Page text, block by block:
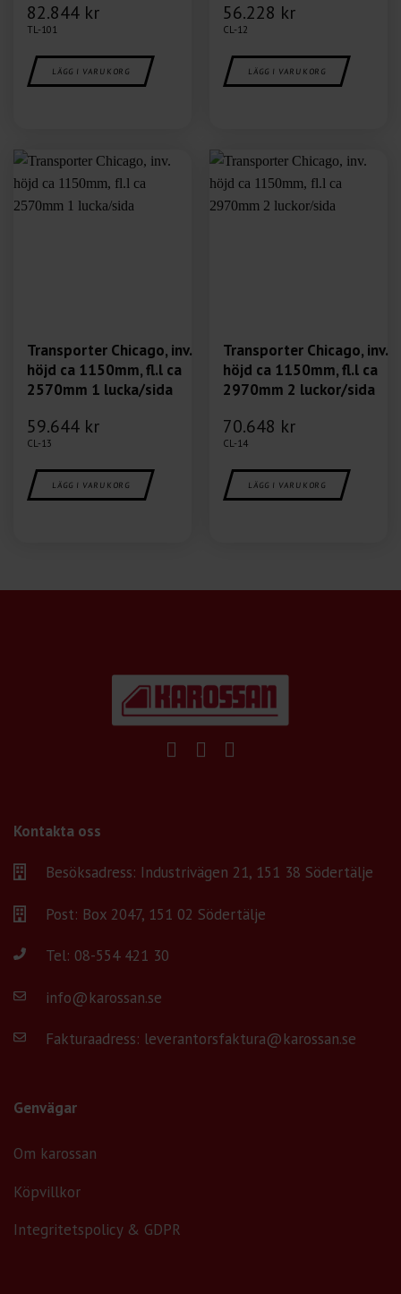
82.844 kr
TL-101
LÄGG I VARUKORG
56.228 kr
CL-12
LÄGG I VARUKORG
Transporter Chicago, inv.
höjd ca 1150mm, fl.l ca
2570mm 1 lucka/sida
59.644 kr
CL-13
LÄGG I VARUKORG
Transporter Chicago, inv.
höjd ca 1150mm, fl.l ca
2970mm 2 luckor/sida
70.648 kr
CL-14
LÄGG I VARUKORG
Kontakta oss
Besöksadress: Industrivägen 21, 151 38 Södertälje
Post: Box 2047, 151 02 Södertälje
Tel: 08-554 421 30
info@karossan.se
Fakturaadress: leverantorsfaktura@karossan.se
Genvägar
Om karossan
Köpvillkor
Integritetspolicy & GDPR